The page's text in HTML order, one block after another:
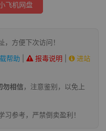
飞机网盘
方便下次访问！
帮助 报毒说明
进站
勿相信，注意鉴别，以免上
参考，严禁倒卖盈利！